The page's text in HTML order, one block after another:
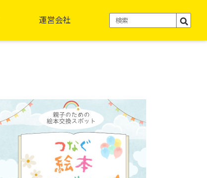
運営会社